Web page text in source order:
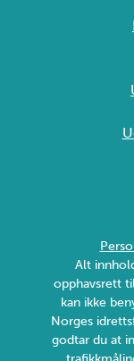
Alt
opphavsrett
kan ikke
Norges
godtar du at